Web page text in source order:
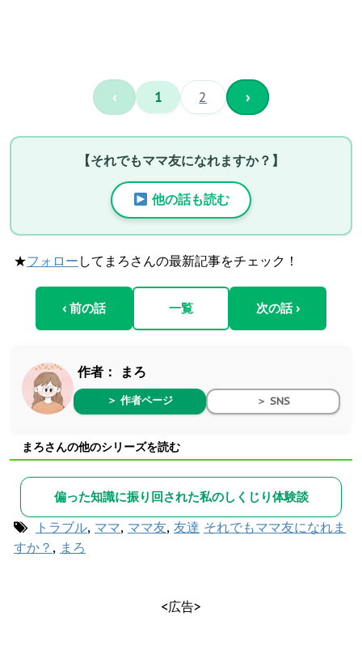
‹ 1 2 ›
【それでもママ友になれますか？】
他の話も読む
★フォロー してまろさんの最新記事をチェック！
‹ 前の話 一覧 次の話 ›
作者： まろ
＞ 作者ページ ＞ SNS
まろさんの他のシリーズを読む
偏った知識に振り回された私のしくじり体験談
トラブル, ママ, ママ友, 友達 それでもママ友になれま
すか？ , まろ
<広告>